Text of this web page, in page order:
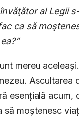
al Legii
ca să
mereu
esențială
să moștenesc